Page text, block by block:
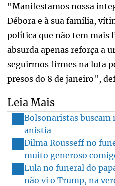
"Manifestamos nossa
Débora e à sua família,
política que não tem mais
absurda apenas reforça a
seguirmos firmes na luta
presos do 8 de janeiro",
Leia Mais
Bolsonaristas buscam
anistia
Dilma Rousseff no
muito generoso
Lula no funeral do
não vi o Trump, na